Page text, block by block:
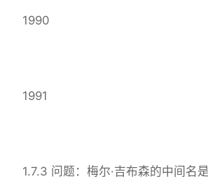
1990
1991
1.7.3 问题：梅尔·吉布森的中间名